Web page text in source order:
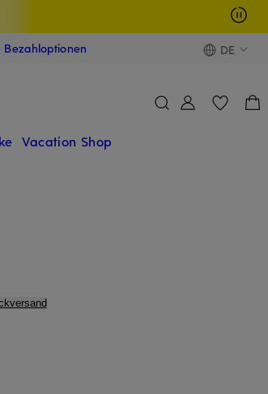
Bezahloptionen DE
Vacation Shop